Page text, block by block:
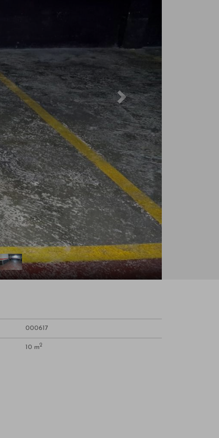
000617
10 m2